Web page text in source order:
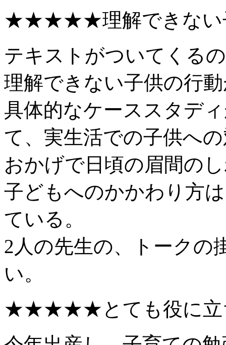
★★★★★理解できない
テキストがついてくる
理解できない子供の行
具体的なケーススタデ
て、実生活での子供へ
おかげで日頃の眉間の
子どもへのかかわり方
ている。
2人の先生の、トークの
い。
★★★★★とても役に立